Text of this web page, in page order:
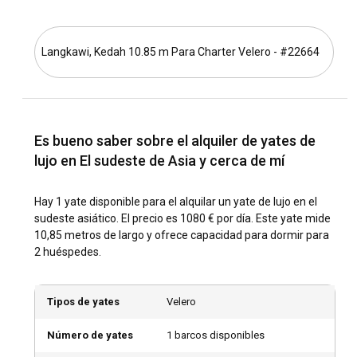
de Java en una aventura de navegación que no tiene igual.
¿Cuál es el mejor momento para alquilar un yate de
depende en gran medida del país específico debido a las
variadas temporadas de monzones. Sin embargo, de
noviembre a abril típicamente presenta condiciones ideales
convirtiéndolo en el escape perfecto de la tristeza invernal.
Visita durante la temporada baja para disfrutar de un viaje
en vela menos concurrido y más íntimo.
navegación en el Sudeste Asiático?
con temperaturas cálidas, refrescantes brisas marinas y
Langkawi, Kedah 10.85 m Para Charter Velero - #22664
Es bueno saber sobre el alquiler de yates de
lujo en El sudeste de Asia y cerca de mí
Hay 1 yate disponible para el alquilar un yate de lujo en el
sudeste asiático. El precio es 1080 € por día. Este yate mide
10,85 metros de largo y ofrece capacidad para dormir para
2 huéspedes.
Tipos de yates Velero
Número de yates 1 barcos disponibles